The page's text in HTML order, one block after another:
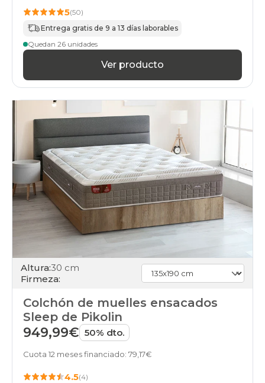
5(50)
Entrega gratis de 9 a 13 días laborables
Quedan 26 unidades
Ver producto
Altura:30 cm
Firmeza:
Colchón de muelles ensacados
Sleep de Pikolin
949,99€ 50% dto.
Cuota 12 meses financiado: 79,17€
4.5(4)